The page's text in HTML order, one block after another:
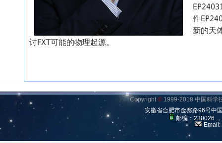
件
新的天
讨FXT可能的物理起源。
Copyright©1999-2018 中国科学
安徽省合肥市金寨路96号中
邮编：230026
Email: